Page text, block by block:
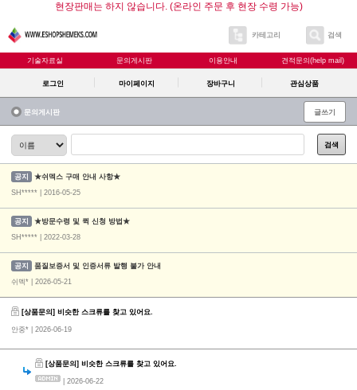
현장판매는 하지 않습니다. (온라인 주문 후 현장 수령 가능)
카테고리 검색
기술자료실 문의게시판 이용안내 견적문의(help mail)
로그인 마이페이지 장바구니 관심상품
문의게시판 글쓰기
검색
공지
★쉬멕스 구매 안내 사항★
SH***** | 2016-05-25
공지
★방문수령 및 퀵 신청 방법★
SH***** | 2022-03-28
공지
품질보증서 및 인증서류 발행 불가 안내
쉬멕* | 2026-05-21
[상품문의] 비슷한 스크류를 찾고 있어요.
안중* | 2026-06-19
[상품문의] 비슷한 스크류를 찾고 있어요.
| 2026-06-22